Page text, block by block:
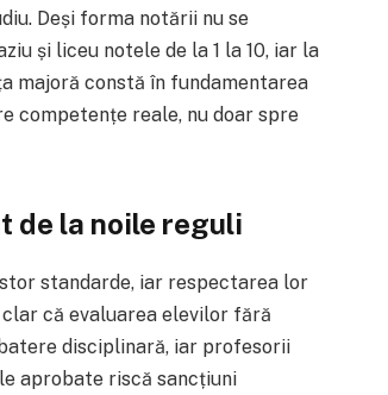
Deși forma notării nu se
și liceu notele de la 1 la 10, iar la
majoră constă în fundamentarea
competențe reale, nu doar spre
de la noile reguli
standarde, iar respectarea lor
că evaluarea elevilor fără
disciplinară, iar profesorii
aprobate riscă sancțiuni